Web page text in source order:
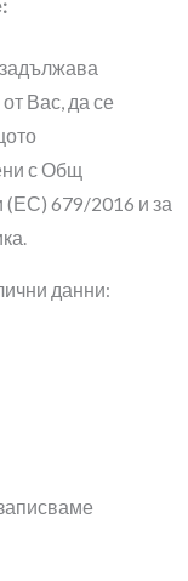
Вас, да се
с Общ
(ЕС) 679/2016 и за
данни: